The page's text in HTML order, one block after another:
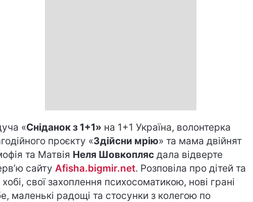
«Сніданок з 1+1» на 1+1 Україна, волонтерка
проєкту «Здійсни мрію» та мама двійнят
та Матвія Неля Шовкопляс дала відверте
сайту Afisha.bigmir.net. Розповіла про дітей та
хобі, свої захоплення психосоматикою, нові грані
маленькі радощі та стосунки з колегою по